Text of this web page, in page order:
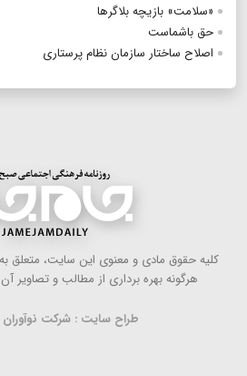
«سلامت» بازیچه بلاگرها
حق باشماست
اصلاح ساختار سازمان نظام پرستاری
كلیه حقوق مادی و معنوی این سایت، متعلق
هرگونه بهره ‌برداری از مطالب و تصاویر
طراح سایت : شرکت نوآوران